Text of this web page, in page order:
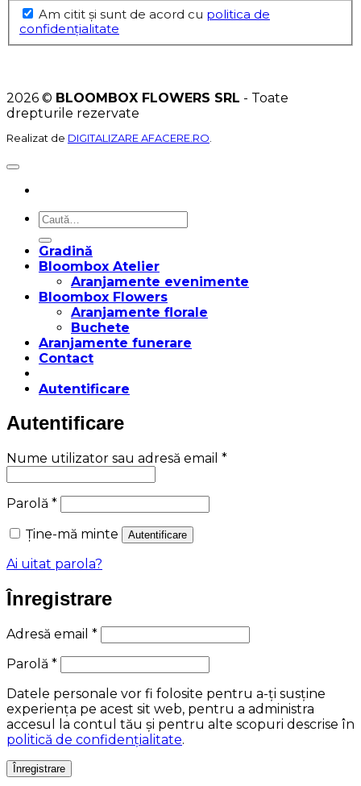
Am citit şi sunt de acord cu politica de
confidențialitate
2026 © BLOOMBOX FLOWERS SRL - Toate
drepturile rezervate
Realizat de DIGITALIZARE AFACERE.RO
Caută
după:
Gradină
Bloombox Atelier
Aranjamente evenimente
Bloombox Flowers
Aranjamente florale
Buchete
Aranjamente funerare
Contact
Autentificare
Autentificare
Nume utilizator sau adresă email *Obligatoriu
Parolă *Obligatoriu
Ține-mă minte Autentificare
Ai uitat parola?
Înregistrare
Adresă email *Obligatoriu
Parolă *Obligatoriu
Datele personale vor fi folosite pentru a-ți susține
experiența pe acest sit web, pentru a administra
accesul la contul tău și pentru alte scopuri descrise în
politică de confidențialitate.
Înregistrare